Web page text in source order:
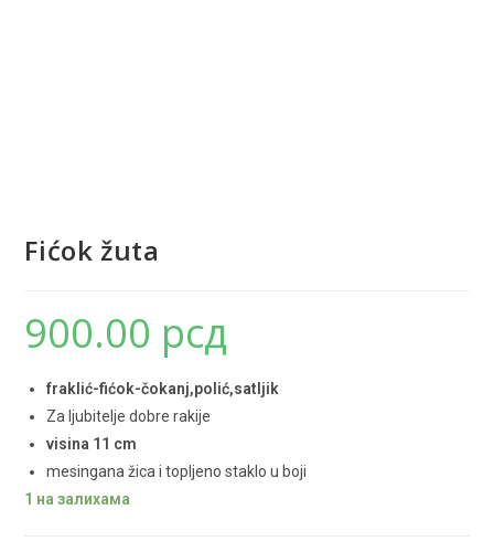
Fićok žuta
900.00 рсд
fraklić-fićok-čokanj,polić,satljik
Za ljubitelje dobre rakije
visina 11 cm
mesingana žica i topljeno staklo u boji
1 на залихама